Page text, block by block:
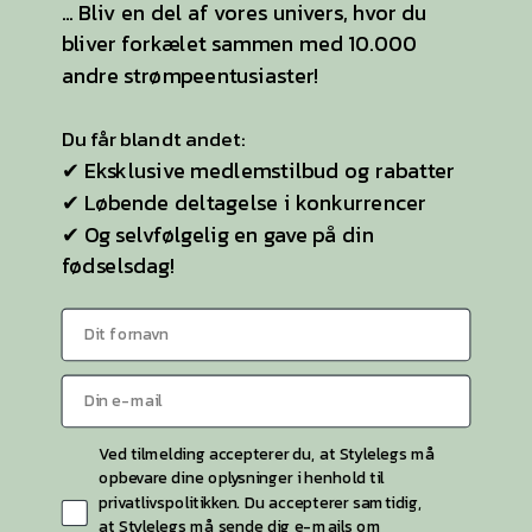
YDERLIGERE INFO
Plussize
Selvsiddende strømper
Ideen til StyleLegs
Sitemap
KONTAKT OS
Kontaktside
Telefon: 26 55 26 49
alle cookies. Alternativt kan du vælge, hvilke typer cookies du
gerne vil acceptere eller deaktivere ved at klikke på 'Lad mig
vælge' nedenfor. For mere information, se venligst vores
Nødvendig
Funktionel
Statistik
Marketing
KUN NØDVENDIGE
... Bliv en del af vores univers, hvor du
bliver forkælet sammen med 10.000
andre strømpeentusiaster!
Du får blandt andet:
✔ Eksklusive medlemstilbud og rabatter
✔ Løbende deltagelse i konkurrencer
✔ Og selvfølgelig en gave på din
fødselsdag!
Ved tilmelding accepterer du, at Stylelegs må
opbevare dine oplysninger i henhold til
privatlivspolitikken. Du accepterer samtidig,
at Stylelegs må sende dig e-mails om